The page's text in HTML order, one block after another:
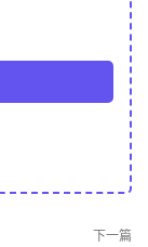
下一篇